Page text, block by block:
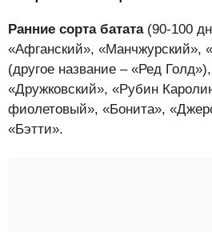
Ранние сорта батата(90-100
«Афганский», «Манчжурский»,
(другое название – «Ред
«Дружковский», «Рубин
фиолетовый», «Бонита»,
«Бэтти».